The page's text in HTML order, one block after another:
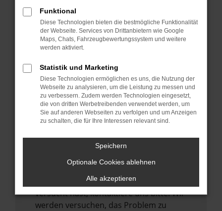
anderen Browser oder in einem privaten
Fenster?
Starte dein Gerät neu.
vorübergehende Probleme zu beheben.
Stelle sicher, dass dein Browser und dein
Betriebssystem auf dem neuesten Stand
sind.
Veraltete Software birgt nicht nur ein
führen, dass bestimmte Funktionen nicht
Wende dich an den Webseitenbetreiber.
Wenn du alle oben genannten Schritte
versucht hast, kontaktiere uns bitte. Wir
werden versuchen, das Problem zu
Funktional
Diese Technologien bieten die bestmögliche Funktionalität
der Webseite. Services von Drittanbietern wie Google
Maps, Chats, Fahrzeugbewertungssystem und weitere
werden aktiviert.
Statistik und Marketing
Diese Technologien ermöglichen es uns, die Nutzung der
Webseite zu analysieren, um die Leistung zu messen und
zu verbessern. Zudem werden Technologien eingesetzt,
die von dritten Werbetreibenden verwendet werden, um
Sie auf anderen Webseiten zu verfolgen und um Anzeigen
zu schalten, die für Ihre Interessen relevant sind.
Speichern
Optionale Cookies ablehnen
Alle akzeptieren